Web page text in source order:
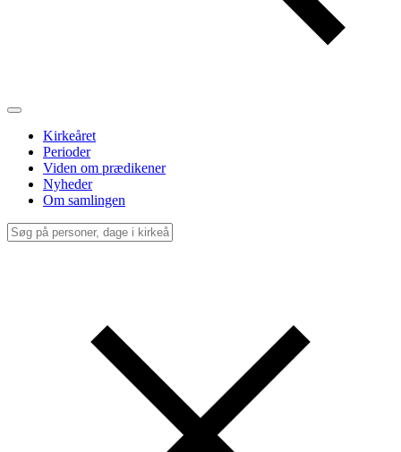
Kirkeåret
Perioder
Viden om prædikener
Nyheder
Om samlingen